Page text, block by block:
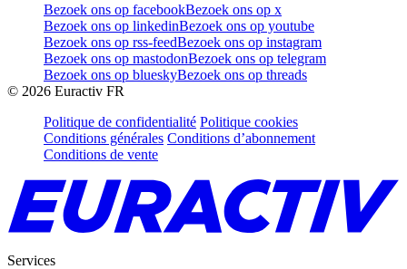
Bezoek ons op facebookBezoek ons op x
Bezoek ons op linkedinBezoek ons op youtube
Bezoek ons op rss-feedBezoek ons op instagram
Bezoek ons op mastodonBezoek ons op telegram
Bezoek ons op blueskyBezoek ons op threads
© 2026 Euractiv FR
Politique de confidentialité Politique cookies
Conditions générales Conditions d’abonnement
Conditions de vente
Services